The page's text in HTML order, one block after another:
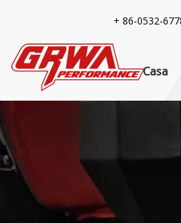
+ 86-0532-
Casa